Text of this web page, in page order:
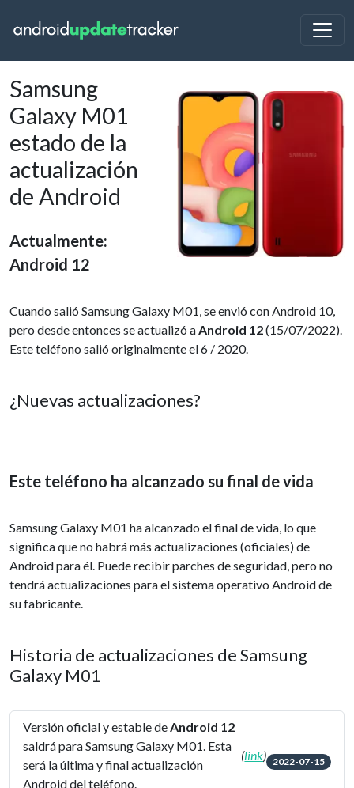
Samsung
Galaxy M01
estado de la
actualización
de Android
Actualmente:
Android 12
Cuando salió Samsung Galaxy M01, se envió con Android 10,
pero desde entonces se actualizó aAndroid 12(15/07/2022).
Este teléfono salió originalmente el 6 / 2020.
¿Nuevas actualizaciones?
Este teléfono ha alcanzado su final de vida
Samsung Galaxy M01 ha alcanzado el final de vida, lo que
significa que no habrá más actualizaciones (oficiales) de
Android para él. Puede recibir parches de seguridad, pero no
tendrá actualizaciones para el sistema operativo Android de
su fabricante.
Historia de actualizaciones de Samsung
Galaxy M01
Versión oficial y estable deAndroid 12
saldrá para Samsung Galaxy M01. Esta
será la última y final actualización
Android del teléfono.
(link) 2022-07-15